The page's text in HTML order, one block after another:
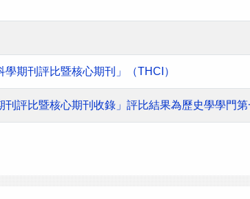
期刊評比暨核心期刊」（THCI）
評比暨核心期刊收錄」評比結果為歷史學學門